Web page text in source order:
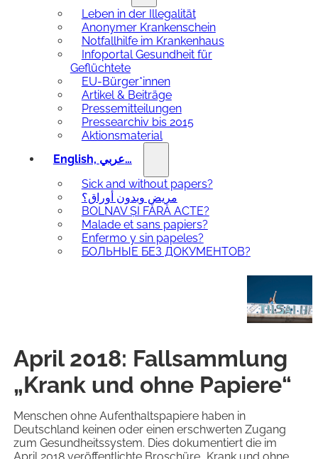
Leben in der Illegalität
Anonymer Krankenschein
Notfallhilfe im Krankenhaus
Infoportal Gesundheit für
Geflüchtete
EU-Bürger*innen
Artikel & Beiträge
Pressemitteilungen
Pressearchiv bis 2015
Aktionsmaterial
English, عربي…
Sick and without papers?
مريض وبدون أوراق؟
BOLNAV ȘI FĂRĂ ACTE?
Malade et sans papiers?
Enfermo y sin papeles?
БОЛЬНЫЕ БЕЗ ДОКУМЕНТОВ?
April 2018: Fallsammlung
„Krank und ohne Papiere“
Menschen ohne Aufenthaltspapiere haben in
Deutschland keinen oder einen erschwerten Zugang
zum Gesundheitssystem. Dies dokumentiert die im
April 2018 veröffentlichte Broschüre „Krank und ohne